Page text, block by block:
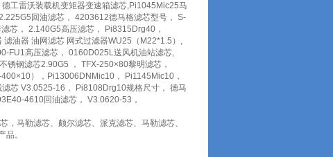
工雷沃装载机变矩器变速箱滤芯,Pi1045Mic25马
回油滤芯， 4203612德马格滤芯型号， S-
芯， 2.140G5高压滤芯， Pi8315Drg40，
油器 油网滤芯 网式过滤器WU25（M22*1.5）,
FU1高压滤芯， 0160D025L送风机油站滤芯,
锈钢滤芯2.90G5 ， TFX-250×80黎明滤芯，
），Pi13006DNMic10， Pi1145Mic10，
芯 V3.0525-16， Pi8108Drg10规格尺寸， 德马
4610回油滤芯， V3.0620-53，
，马勒滤芯、颇尔滤芯、派克滤芯、马勒滤芯、
。